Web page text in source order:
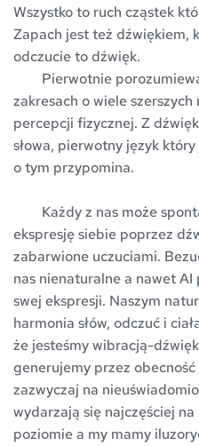
Wszystko to ruch cząstek
Zapach jest też dźwiękiem,
odczucie to dźwięk.
zakresach o wiele
percepcji fizycznej. Z
słowa, pierwotny język
o tym przypomina.
ekspresję siebie poprzez
zabarwione uczuciami.
nas nienaturalne a nawet
swej ekspresji. Naszym
harmonia słów, odczuć i
że jesteśmy wibracją-
generujemy przez obecność
zazwyczaj na
wydarzają się najczęściej
poziomie a my mamy